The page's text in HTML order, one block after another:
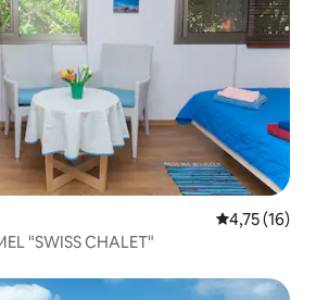
4,75 (16)
"SWISS CHALET"